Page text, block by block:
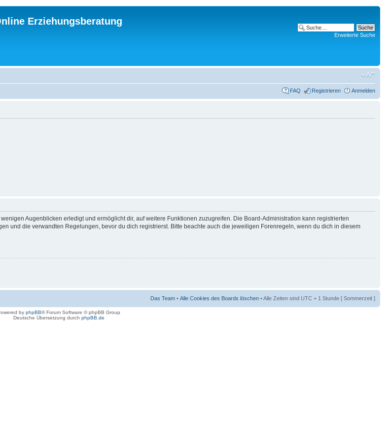
Erziehungsberatung
Erweiterte Suche
FAQ Registrieren Anmelden
Augenblicken erledigt und ermöglicht dir, auf weitere Funktionen zuzugreifen. Die Board-Administration kann registrierten
und die verwandten Regelungen, bevor du dich registrierst. Bitte beachte auch die jeweiligen Forenregeln, wenn du dich in diesem
Das Team • Alle Cookies des Boards löschen • Alle Zeiten sind UTC + 1 Stunde [ Sommerzeit ]
by phpBB® Forum Software © phpBB Group
Deutsche Übersetzung durch phpBB.de